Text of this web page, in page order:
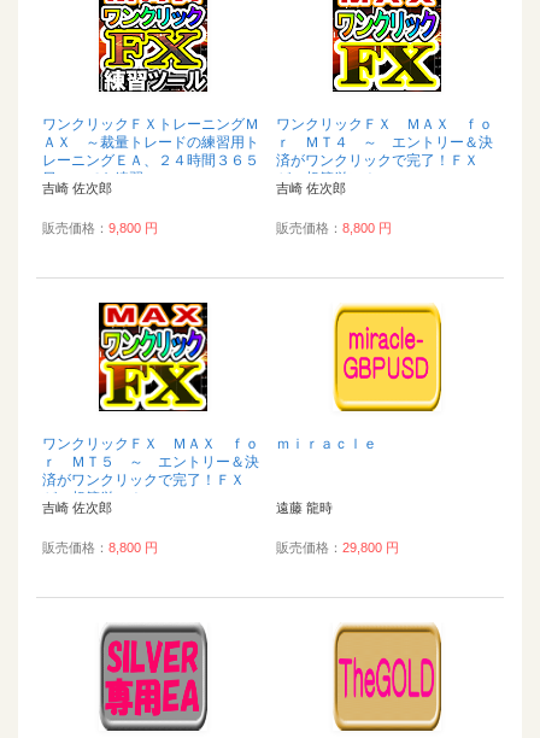
ワンクリックＦＸトレーニングＭ
ＡＸ ～裁量トレードの練習用ト
レーニングＥＡ、２４時間３６５
日いつでも練習...
吉崎 佐次郎
販売価格： 9,800 円
ワンクリックＦＸ ＭＡＸ ｆｏ
ｒ ＭＴ４ ～ エントリー＆決
済がワンクリックで完了！ＦＸ
が、超簡単に！...
吉崎 佐次郎
販売価格： 8,800 円
ワンクリックＦＸ ＭＡＸ ｆｏ
ｒ ＭＴ５ ～ エントリー＆決
済がワンクリックで完了！ＦＸ
が、超簡単に！...
吉崎 佐次郎
販売価格： 8,800 円
ｍｉｒａｃｌｅ
遠藤 龍時
販売価格： 29,800 円